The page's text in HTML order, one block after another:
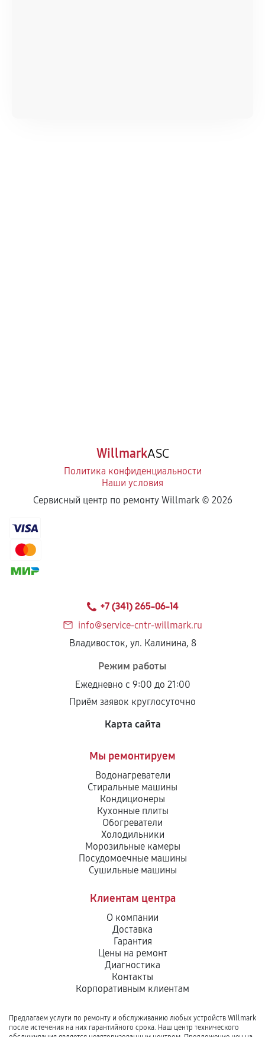
WillmarkASC
Политика конфиденциальности
Наши условия
Сервисный центр по ремонту Willmark © 2026
+7 (341) 265-06-14
info@service-cntr-willmark.ru
Владивосток, ул. Калинина, 8
Режим работы
Ежедневно с 9:00 до 21:00
Приём заявок круглосуточно
Карта сайта
Мы ремонтируем
Водонагреватели
Стиральные машины
Кондиционеры
Кухонные плиты
Обогреватели
Холодильники
Морозильные камеры
Посудомоечные машины
Сушильные машины
Клиентам центра
О компании
Доставка
Гарантия
Цены на ремонт
Диагностика
Контакты
Корпоративным клиентам
Предлагаем услуги по ремонту и обслуживанию любых устройств Willmark
после истечения на них гарантийного срока. Наш центр технического